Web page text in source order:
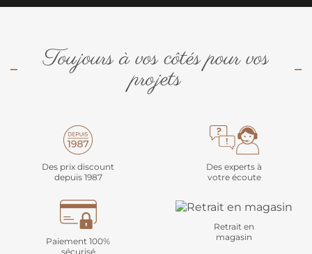
Toujours à vos côtés pour vos
projets
Des prix discount
depuis 1987
Des experts à
votre écoute
Paiement 100%
sécurisé
Retrait en
magasin